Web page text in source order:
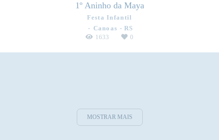
1º Aninho da Maya
Festa Infantil
Canoas - RS
1633 0
MOSTRAR MAIS